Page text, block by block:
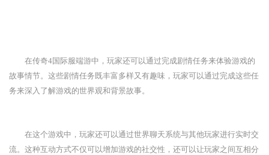
在传奇4国际服端游中，玩家还可以通过完成剧情任务来体验游戏的
故事情节。这些剧情任务既丰富多样又有趣味，玩家可以通过完成这些任
务来深入了解游戏的世界观和背景故事。
在这个游戏中，玩家还可以通过世界聊天系统与其他玩家进行实时交
流。这种互动方式不仅可以增加游戏的社交性，还可以让玩家之间互相分